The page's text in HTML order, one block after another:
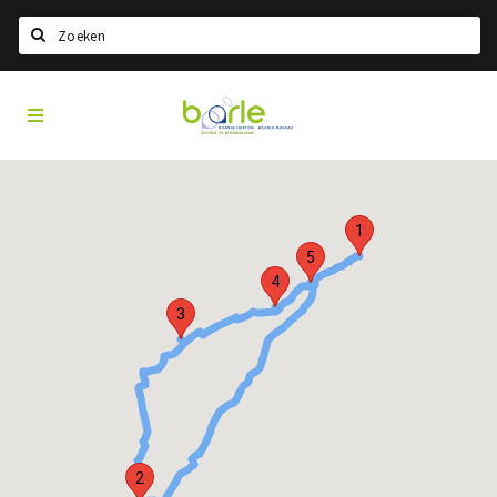
Home
Bon d'achat Enclave
Visit
Baarle
1
2
3
4
5